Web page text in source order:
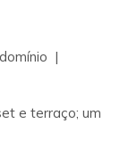
|
e terraço; um